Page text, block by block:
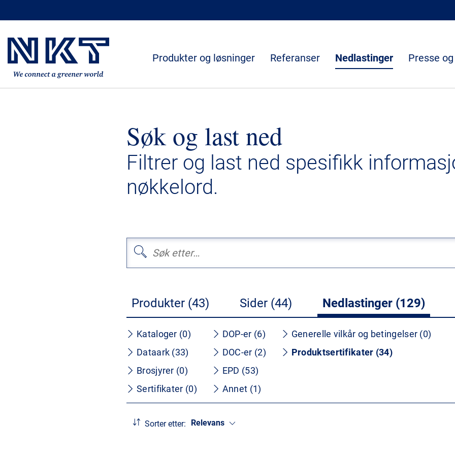
Produkter og løsninger Referanser Nedlastinger Presse
Søk og last ned
Filtrer og last ned spesifikk
nøkkelord.
Produkter (43) Sider (44) Nedlastinger (129)
Kataloger (0)
Dataark (33)
Brosjyrer (0)
Sertifikater (0)
DOP-er (6)
DOC-er (2)
EPD (53)
Annet (1)
Generelle vilkår og betingelser (0)
Produktsertifikater (34)
Sorter etter: Relevans